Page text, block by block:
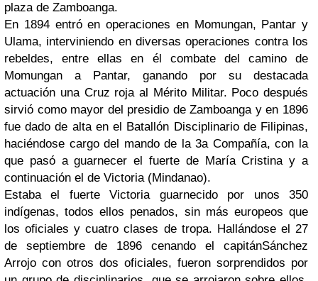
plaza de Zamboanga.
En 1894 entró en operaciones en Momungan, Pantar y
Ulama, interviniendo en diversas operaciones contra los
rebeldes, entre ellas en él combate del camino de
Momungan a Pantar, ganando por su destacada
actuación una Cruz roja al Mérito Militar. Poco después
sirvió como mayor del presidio de Zamboanga y en 1896
fue dado de alta en el Batallón Disciplinario de Filipinas,
haciéndose cargo del mando de la 3a Compañía, con la
que pasó a guarnecer el fuerte de María Cristina y a
continuación el de Victoria (Mindanao).
Estaba el fuerte Victoria guarnecido por unos 350
indígenas, todos ellos penados, sin más europeos que
los oficiales y cuatro clases de tropa. Hallándose el 27
de septiembre de 1896 cenando el capitánSánchez
Arrojo con otros dos oficiales, fueron sorprendidos por